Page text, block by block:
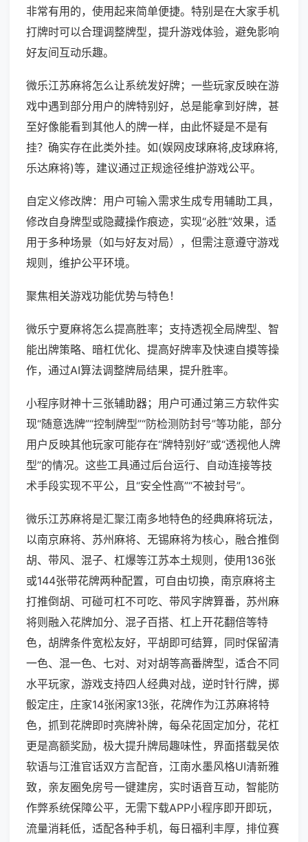
非常有用的，使用起来简单便捷。特别是在大家手机
打牌时可以合理调整牌型，提升游戏体验，避免影响
好友间互动乐趣。
微乐江苏麻将怎么让系统发好牌；一些玩家反映在游
戏中遇到部分用户的牌特别好，总是能拿到好牌，甚
至好像能看到其他人的牌一样，由此怀疑是不是有
挂？确实存在此类外挂。如(娱网皮球麻将,皮球麻将,
乐达麻将)等，建议通过正规途径维护游戏公平。
自定义修改牌：用户可输入需求生成专用辅助工具，
修改自身牌型或隐藏操作痕迹，实现“必胜”效果，适
用于多种场景（如与好友对局），但需注意遵守游戏
规则，维护公平环境。
聚焦相关游戏功能优势与特色！
微乐宁夏麻将怎么提高胜率；支持透视全局牌型、智
能出牌策略、暗杠优化、提高好牌率及快速自摸等操
作，通过AI算法调整牌局结果，提升胜率。
小程序财神十三张辅助器；用户可通过第三方软件实
现“随意选牌”“控制牌型”“防检测防封号”等功能，部分
用户反映其他玩家可能存在“牌特别好”或“透视他人牌
型”的情况。这些工具通过后台运行、自动连接等技
术手段实现不平公，且“安全性高”“不被封号”。
微乐江苏麻将是汇聚江南多地特色的经典麻将玩法，
以南京麻将、苏州麻将、无锡麻将为核心，融合推倒
胡、带风、混子、杠爆等江苏本土规则，使用136张
或144张带花牌两种配置，可自由切换，南京麻将主
打推倒胡、可碰可杠不可吃、带风字牌算番，苏州麻
将则融入花牌加分、混子百搭、杠上开花翻倍等特
色，胡牌条件宽松友好，平胡即可结算，同时保留清
一色、混一色、七对、对对胡等高番牌型，适合不同
水平玩家，游戏支持四人经典对战，逆时针行牌，掷
骰定庄，庄家14张闲家13张，花牌作为江苏麻将特
色，抓到花牌即时亮牌补牌，每朵花固定加分，花杠
更是高额奖励，极大提升牌局趣味性，界面搭载吴侬
软语与江淮官话双方言配音，江南水墨风格UI清新雅
致，亲友圈免房号一键建房，实时语音互动，智能防
作弊系统保障公平，无需下载APP小程序即开即玩，
流量消耗低，适配各种手机，每日福利丰厚，排位赛